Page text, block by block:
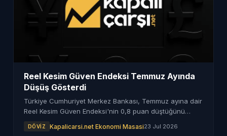
Reel Kesim Güven Endeksi Temmuz Ayında
Düşüş Gösterdi
Türkiye Cumhuriyet Merkez Bankası, Temmuz ayına dair
Reel Kesim Güven Endeksi'nin 0,8 puan düştüğünü
gösteriyor.
DÖVIZ Kapalicarsi.net Ekonomi Masasi23 Jul 2026